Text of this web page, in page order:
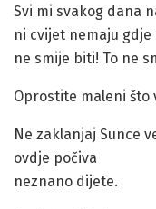
Svi mi svakog dana
ni cvijet nemaju
ne smije biti! To ne
Oprostite maleni što
Ne zaklanjaj Sunce
ovdje počiva
neznano dijete.